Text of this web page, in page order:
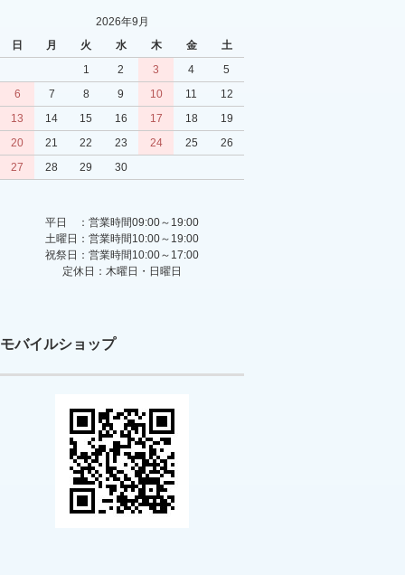
2026年9月
日
月 火 水 木 金
土
1
2 3 4
5
6
7 8 9 10 11
12
13
14 15 16 17 18
19
20
21 22 23 24 25
26
27
28 29 30
平日 ：営業時間09:00～19:00
土曜日：営業時間10:00～19:00
祝祭日：営業時間10:00～17:00
定休日：木曜日・日曜日
モバイルショップ